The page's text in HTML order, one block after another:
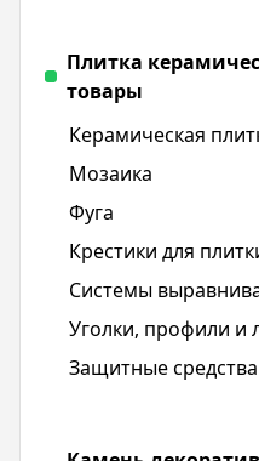
Плитка
товары
Керамическая
Мозаика
Фуга
Крестики для
Системы
Уголки, профили и
Защитные